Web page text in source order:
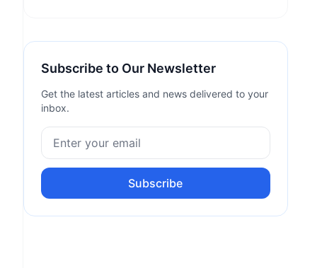
Subscribe to Our Newsletter
Get the latest articles and news delivered to your
inbox.
Subscribe